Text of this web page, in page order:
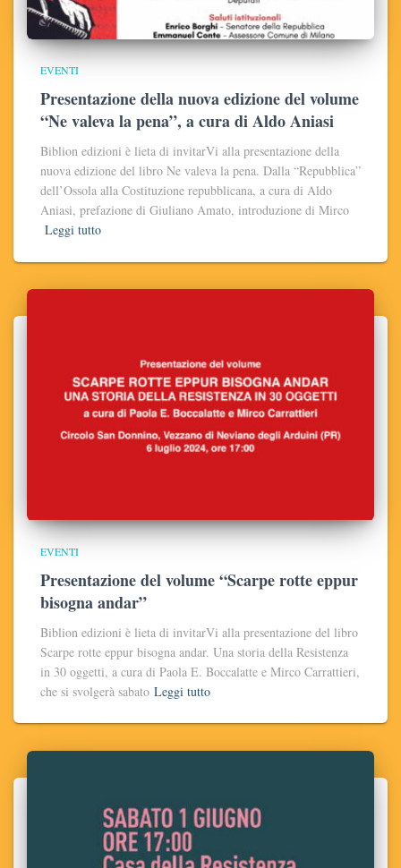
EVENTI
Presentazione della nuova edizione del volume
“Ne valeva la pena”, a cura di Aldo Aniasi
Biblion edizioni è lieta di invitarVi alla presentazione della
nuova edizione del libro Ne valeva la pena. Dalla “Repubblica”
dell’Ossola alla Costituzione repubblicana, a cura di Aldo
Aniasi, prefazione di Giuliano Amato, introduzione di Mirco
Leggi tutto
EVENTI
Presentazione del volume “Scarpe rotte eppur
bisogna andar”
Biblion edizioni è lieta di invitarVi alla presentazione del libro
Scarpe rotte eppur bisogna andar. Una storia della Resistenza
in 30 oggetti, a cura di Paola E. Boccalatte e Mirco Carrattieri,
che si svolgerà sabato Leggi tutto